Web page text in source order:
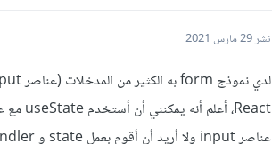
نشر29 مارس 2021